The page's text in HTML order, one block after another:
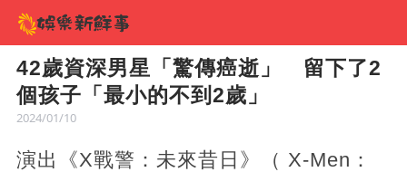
42歲資深男星「驚傳癌逝」 留下了2
個孩子「最小的不到2歲」
2024/01/10
演出《X戰警：未來昔日》（ X-Men：